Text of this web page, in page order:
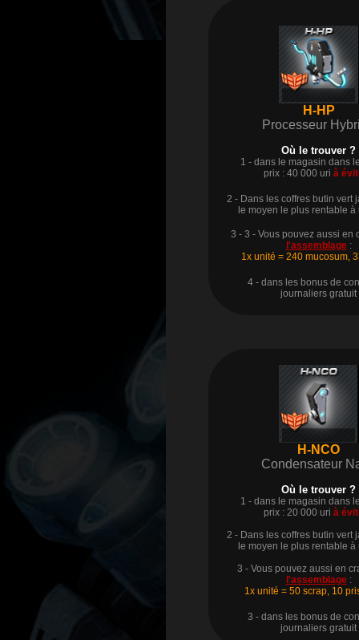
H-HP
Processeur
Où le trouver ?
1 - dans le magasin dans
prix : 40 000 uri à
2 - Dans les coffres butin vert
le moyen le plus rentable à
3 - 3 - Vous pouvez aussi en
l'assemblage:
1x unité = 240 mucosum,
4 - dans les bonus de
journaliers gratuit
H-NCO
Condensateur
Où le trouver ?
1 - dans le magasin dans
prix : 20 000 uri à
2 - Dans les coffres butin vert
le moyen le plus rentable à
3 - Vous pouvez aussi en
l'assemblage:
1x unité = 50 scrap, 10
3 - dans les bonus de
journaliers gratuit